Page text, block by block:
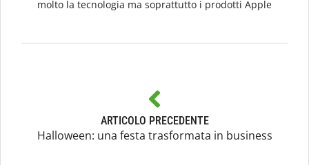
molto la tecnologia ma soprattutto i prodotti Apple
ARTICOLO PRECEDENTE
Halloween: una festa trasformata in business